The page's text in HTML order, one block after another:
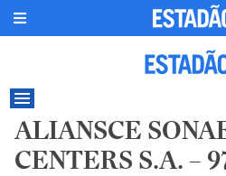
ALIANSCE
CENTERS S.A. –